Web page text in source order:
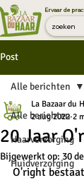
Ervaar de
Post
Alle berichten
Haarverzorging
Huidverzorging
Alle berichten
20 Jaar
La Bazaar du
2 aug 2022 2
Bijgewerkt op: 30
O'right